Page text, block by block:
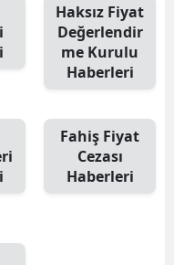
Haksız Fiyat
Değerlendir
me Kurulu
Haberleri
Fahiş Fiyat
Cezası
Haberleri